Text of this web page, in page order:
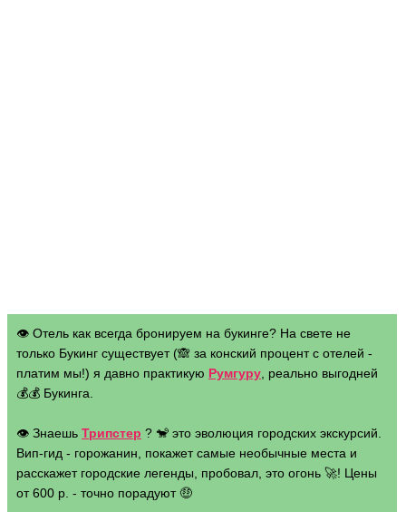
👁 Отель как всегда бронируем на букинге? На свете не
только Букинг существует (🙈 за конский процент с отелей -
платим мы!) я давно практикую Румгуру , реально выгодней
💰💰 Букинга.
👁 Знаешь Трипстер ? 🐒 это эволюция городских экскурсий.
Вип-гид - горожанин, покажет самые необычные места и
расскажет городские легенды, пробовал, это огонь 🚀! Цены
от 600 р. - точно порадуют 🤑